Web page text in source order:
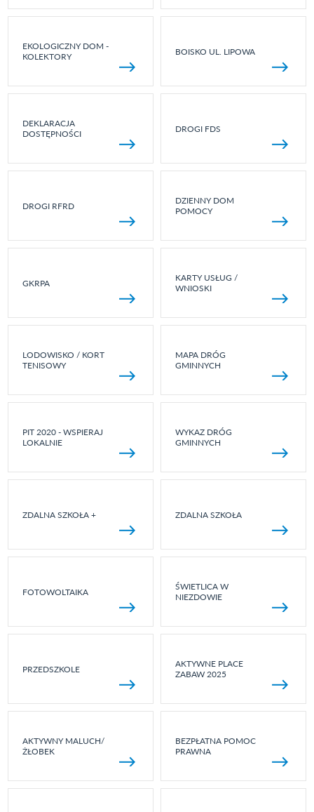
EKOLOGICZNY DOM -
KOLEKTORY
BOISKO UL. LIPOWA
DEKLARACJA
DOSTĘPNOŚCI
DROGI FDS
DROGI RFRD
DZIENNY DOM
POMOCY
GKRPA
KARTY USŁUG /
WNIOSKI
LODOWISKO / KORT
TENISOWY
MAPA DRÓG
GMINNYCH
PIT 2020 - WSPIERAJ
LOKALNIE
WYKAZ DRÓG
GMINNYCH
ZDALNA SZKOŁA + ZDALNA SZKOŁA
FOTOWOLTAIKA
ŚWIETLICA W
NIEZDOWIE
PRZEDSZKOLE
AKTYWNE PLACE
ZABAW 2025
AKTYWNY MALUCH/
ŻŁOBEK
BEZPŁATNA POMOC
PRAWNA